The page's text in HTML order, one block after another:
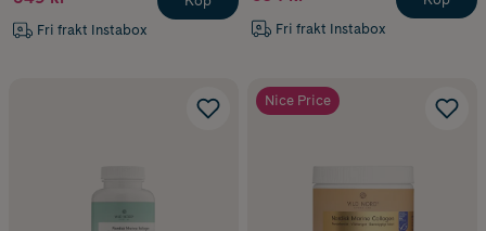
Fri frakt Instabox Fri frakt Instabox
Nice Price